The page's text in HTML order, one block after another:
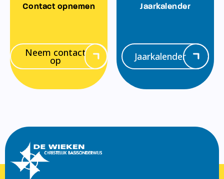
Contact opnemen
Neem contact
op
Jaarkalender
Jaarkalender